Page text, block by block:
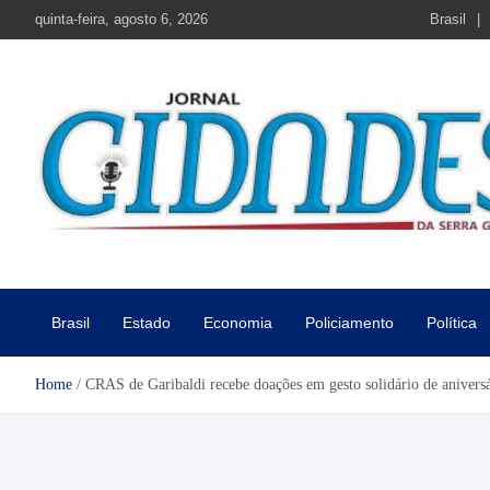
quinta-feira, agosto 6, 2026 Brasil
Brasil Estado Economia Policiamento Política
Home CRAS de Garibaldi recebe doações em gesto solidário de